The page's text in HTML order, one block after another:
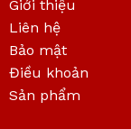
Giới thiệu
Liên hệ
Bảo mật
Điều khoản
Sản phẩm